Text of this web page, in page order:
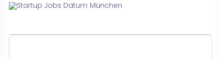
München